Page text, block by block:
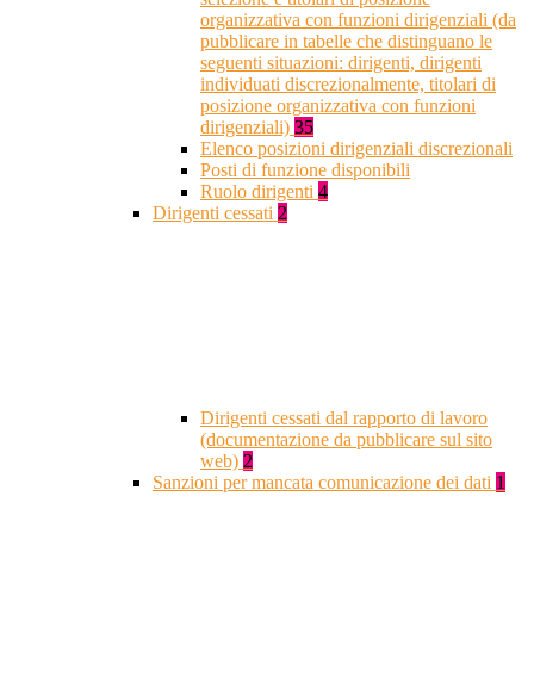
organizzativa con funzioni dirigenziali (da
pubblicare in tabelle che distinguano le
seguenti situazioni: dirigenti, dirigenti
individuati discrezionalmente, titolari di
posizione organizzativa con funzioni
dirigenziali) 35
Elenco posizioni dirigenziali discrezionali
Posti di funzione disponibili
Ruolo dirigenti 4
Dirigenti cessati 2
Dirigenti cessati dal rapporto di lavoro
(documentazione da pubblicare sul sito
web) 2
Sanzioni per mancata comunicazione dei dati 1